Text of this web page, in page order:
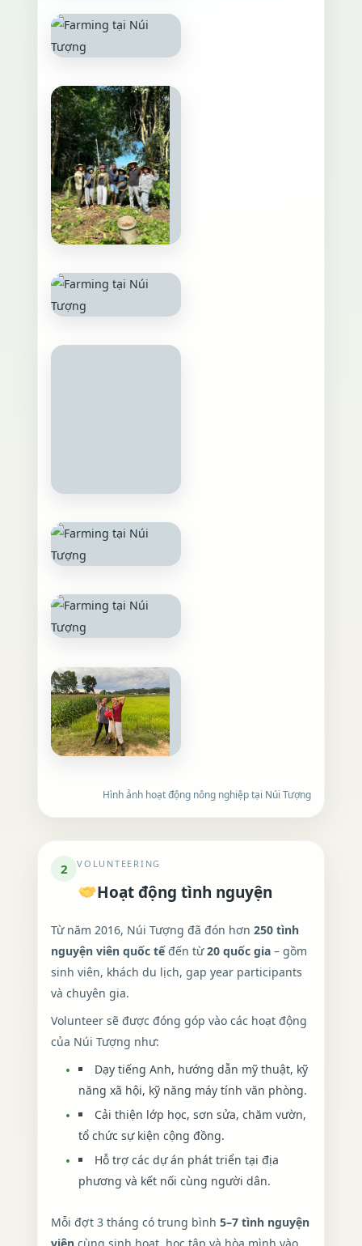
Hình ảnh hoạt động nông nghiệp tại Núi Tượng
2 VOLUNTEERING
Hoạt động tình nguyện
Từ năm 2016, Núi Tượng đã đón hơn 250 tình
nguyện viên quốc tếđến từ20 quốc gia – gồm
sinh viên, khách du lịch, gap year participants
và chuyên gia.
Volunteer sẽ được đóng góp vào các hoạt động
của Núi Tượng như:
Dạy tiếng Anh, hướng dẫn mỹ thuật, kỹ
năng xã hội, kỹ năng máy tính văn phòng.
Cải thiện lớp học, sơn sửa, chăm vườn,
tổ chức sự kiện cộng đồng.
Hỗ trợ các dự án phát triển tại địa
phương và kết nối cùng người dân.
Mỗi đợt 3 tháng có trung bình 5–7 tình nguyện